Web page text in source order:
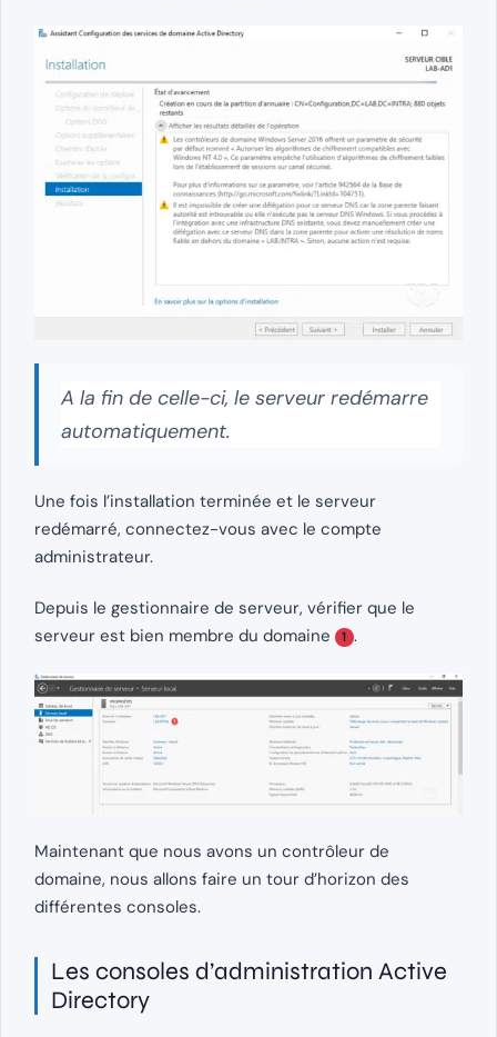
A la fin de celle-ci, le serveur redémarre
automatiquement.
Une fois l’installation terminée et le serveur
redémarré, connectez-vous avec le compte
administrateur.
Depuis le gestionnaire de serveur, vérifier que le
serveur est bien membre du domaine
1 .
Maintenant que nous avons un contrôleur de
domaine, nous allons faire un tour d’horizon des
différentes consoles.
Les consoles d’administration Active
Directory